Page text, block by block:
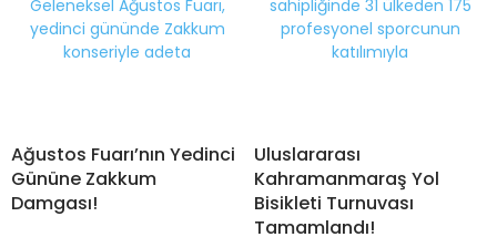
Ağustos Fuarı’nın Yedinci
Gününe Zakkum
Damgası!
Uluslararası
Kahramanmaraş Yol
Bisikleti Turnuvası
Tamamlandı!